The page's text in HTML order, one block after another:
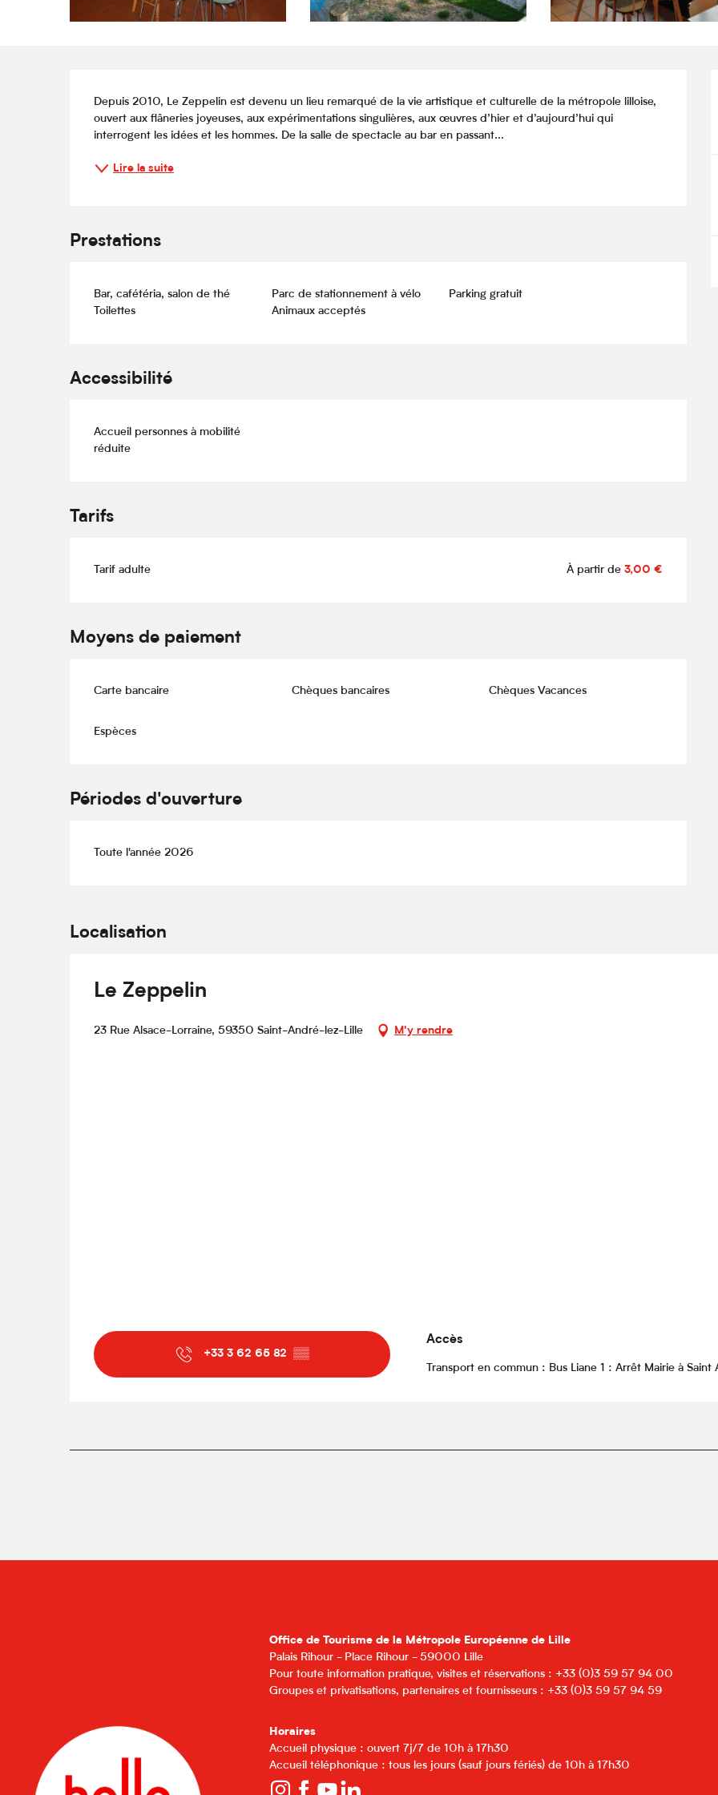
Description
Depuis 2010, Le Zeppelin est devenu un lieu remarqué de la vie artistique et culturelle de la métropole lilloise,
ouvert aux flâneries joyeuses, aux expérimentations singulières, aux œuvres d’hier et d’aujourd’hui qui
interrogent les idées et les hommes. De la salle de spectacle au bar en passant...
Lire la suite
Prestations
Bar, cafétéria, salon de thé Parc de stationnement à vélo
Parking gratuit
Toilettes
Animaux acceptés
Accessibilité
Accueil personnes à mobilité
réduite
Tarifs
Tarif adulte À partir de3,00 €
Moyens de paiement
Carte bancaire Chèques bancaires Chèques Vacances
Espèces
Périodes d'ouverture
Toute l'année 2026
Localisation
Le Zeppelin
23 Rue Alsace-Lorraine, 59350 Saint-André-lez-Lille M'y rendre
+33 3 62 65 82 ▒▒
Accès
Accès
Transport en commun : Bus Liane 1 : Arrêt Mairie à Saint
Office de Tourisme de la Métropole Européenne de Lille
Palais Rihour - Place Rihour - 59000 Lille
Pour toute information pratique, visites et réservations : +33 (0)3 59 57 94 00
Groupes et privatisations, partenaires et fournisseurs : +33 (0)3 59 57 94 59
Horaires
Accueil physique : ouvert 7j/7 de 10h à 17h30
Accueil téléphonique : tous les jours (sauf jours fériés) de 10h à 17h30